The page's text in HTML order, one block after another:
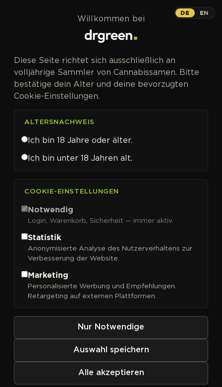
World of Seeds
Sortieren nach
DE EN
Willkommen bei
Diese Seite richtet sich ausschließlich an
volljährige Sammler von Cannabissamen. Bitte
bestätige dein Alter und deine bevorzugten
Cookie-Einstellungen.
ALTERSNACHWEIS
Ich bin 18 Jahre oder älter.
Ich bin unter 18 Jahren alt.
COOKIE-EINSTELLUNGEN
Notwendig
Login, Warenkorb, Sicherheit — immer aktiv.
Statistik
Anonymisierte Analyse des Nutzerverhaltens zur
Verbesserung der Website.
Marketing
Personalisierte Werbung und Empfehlungen.
Retargeting auf externen Plattformen.
Nur Notwendige
Auswahl speichern
Alle akzeptieren